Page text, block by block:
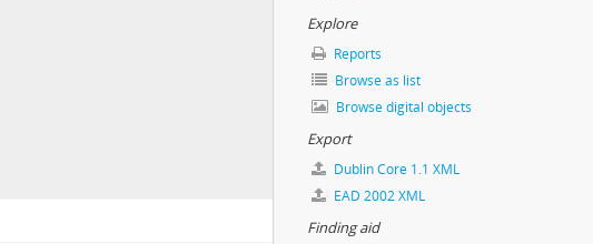
Explore
Reports
Browse as list
Browse digital objects
Export
Dublin Core 1.1 XML
EAD 2002 XML
Finding aid